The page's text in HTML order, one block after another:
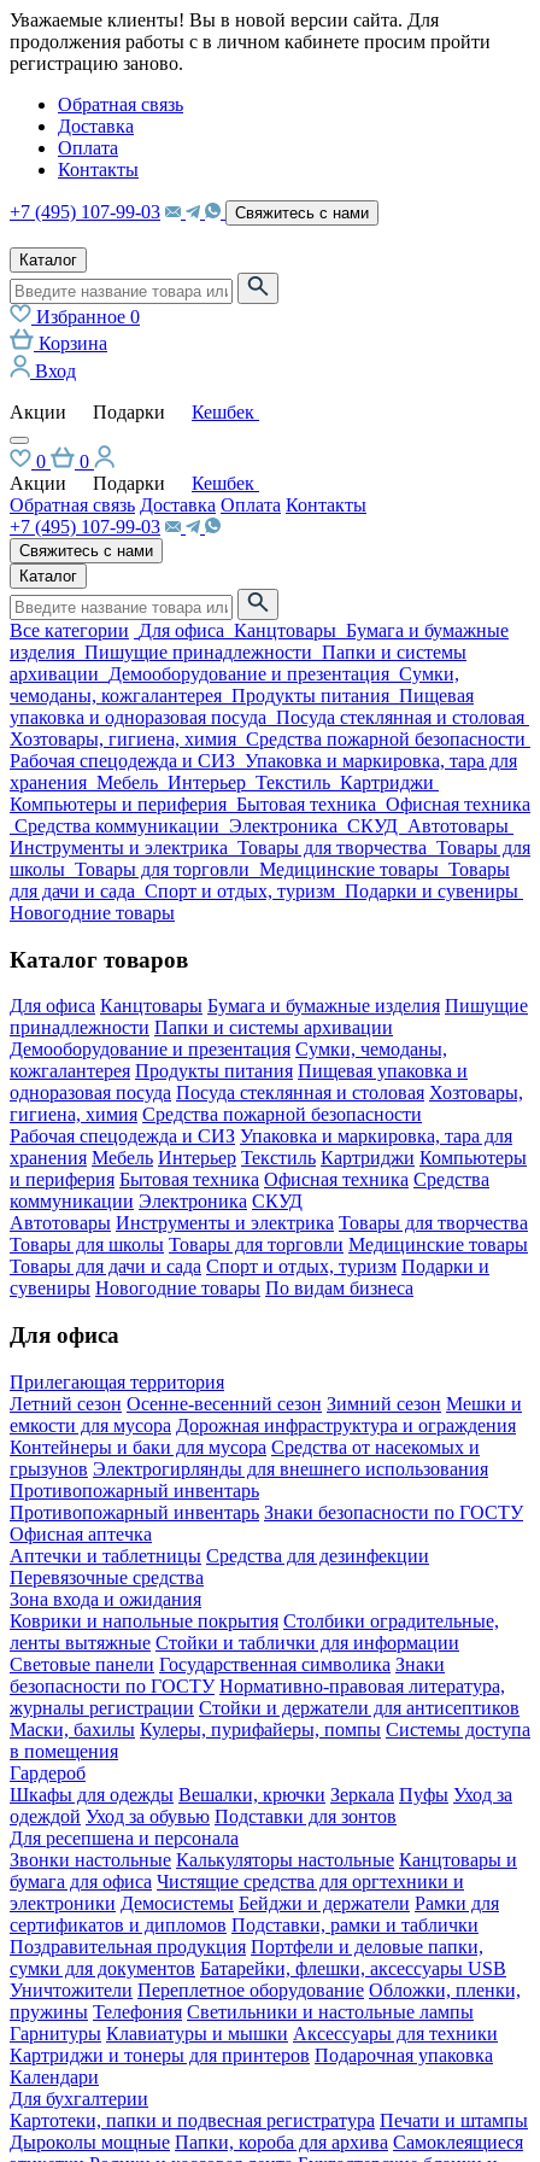
Уважаемые клиенты! Вы в новой версии сайта. Для
продолжения работы с в личном кабинете просим пройти
регистрацию заново.
Обратная связь
Доставка
Оплата
Контакты
+7 (495) 107-99-03 Свяжитесь с нами
Каталог
Избранное 0
Корзина
Вход
Акции
Подарки Кешбек
0
0
Акции
Подарки
Кешбек
Обратная связь Доставка Оплата Контакты
+7 (495) 107-99-03
Свяжитесь с нами
Каталог
Все категории Для офиса Канцтовары Бумага и бумажные
изделия Пишущие принадлежности Папки и системы
архивации Демооборудование и презентация Сумки,
чемоданы, кожгалантерея Продукты питания Пищевая
упаковка и одноразовая посуда Посуда стеклянная и столовая
Хозтовары, гигиена, химия Средства пожарной безопасности
Рабочая спецодежда и СИЗ Упаковка и маркировка, тара для
хранения Мебель Интерьер Текстиль Картриджи
Компьютеры и периферия Бытовая техника Офисная техника
Средства коммуникации Электроника СКУД Автотовары
Инструменты и электрика Товары для творчества Товары для
школы Товары для торговли Медицинские товары Товары
для дачи и сада Спорт и отдых, туризм Подарки и сувениры
Новогодние товары
Каталог товаров
Для офиса Канцтовары Бумага и бумажные изделия Пишущие
принадлежности Папки и системы архивации
Демооборудование и презентация Сумки, чемоданы,
кожгалантерея Продукты питания Пищевая упаковка и
одноразовая посуда Посуда стеклянная и столовая Хозтовары,
гигиена, химия Средства пожарной безопасности
Рабочая спецодежда и СИЗ Упаковка и маркировка, тара для
хранения Мебель Интерьер Текстиль Картриджи Компьютеры
и периферия Бытовая техника Офисная техника Средства
коммуникации Электроника СКУД
Автотовары Инструменты и электрика Товары для творчества
Товары для школы Товары для торговли Медицинские товары
Товары для дачи и сада Спорт и отдых, туризм Подарки и
сувениры Новогодние товары По видам бизнеса
Для офиса
Прилегающая территория
Летний сезон Осенне-весенний сезон Зимний сезон Мешки и
емкости для мусора Дорожная инфраструктура и ограждения
Контейнеры и баки для мусора Средства от насекомых и
грызунов Электрогирлянды для внешнего использования
Противопожарный инвентарь
Противопожарный инвентарь Знаки безопасности по ГОСТУ
Офисная аптечка
Аптечки и таблетницы Средства для дезинфекции
Перевязочные средства
Зона входа и ожидания
Коврики и напольные покрытия Столбики оградительные,
ленты вытяжные Стойки и таблички для информации
Световые панели Государственная символика Знаки
безопасности по ГОСТУ Нормативно-правовая литература,
журналы регистрации Стойки и держатели для антисептиков
Маски, бахилы Кулеры, пурифайеры, помпы Системы доступа
в помещения
Гардероб
Шкафы для одежды Вешалки, крючки Зеркала Пуфы Уход за
одеждой Уход за обувью Подставки для зонтов
Для ресепшена и персонала
Звонки настольные Калькуляторы настольные Канцтовары и
бумага для офиса Чистящие средства для оргтехники и
электроники Демосистемы Бейджи и держатели Рамки для
сертификатов и дипломов Подставки, рамки и таблички
Поздравительная продукция Портфели и деловые папки,
сумки для документов Батарейки, флешки, аксессуары USB
Уничтожители Переплетное оборудование Обложки, пленки,
пружины Телефония Светильники и настольные лампы
Гарнитуры Клавиатуры и мышки Аксессуары для техники
Картриджи и тонеры для принтеров Подарочная упаковка
Календари
Для бухгалтерии
Картотеки, папки и подвесная регистратура Печати и штампы
Дыроколы мощные Папки, короба для архива Самоклеящиеся